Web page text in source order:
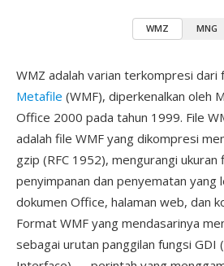
WMZ MNG
WMZ adalah varian terkompresi dari
Metafile (WMF), diperkenalkan oleh
Office 2000 pada tahun 1999. File
adalah file WMF yang dikompresi
gzip (RFC 1952), mengurangi ukuran
penyimpanan dan penyematan yang
dokumen Office, halaman web, dan
Format WMF yang mendasarinya
sebagai urutan panggilan fungsi GDI